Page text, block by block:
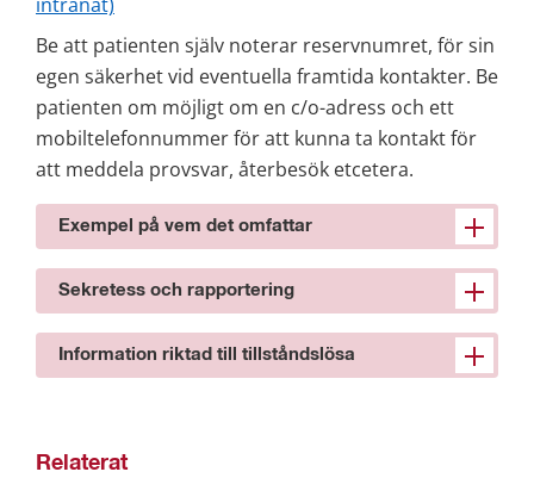
Be att patienten själv noterar reservnumret, för sin
egen säkerhet vid eventuella framtida kontakter. Be
patienten om möjligt om en c/o-adress och ett
mobiltelefonnummer för att kunna ta kontakt för
att meddela provsvar, återbesök etcetera.
Exempel på vem det omfattar
Sekretess och rapportering
Information riktad till tillståndslösa
Relaterat